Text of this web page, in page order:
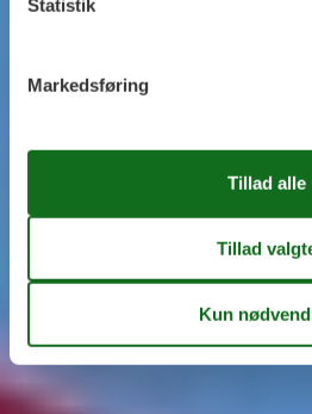
Statistik
Markedsføring